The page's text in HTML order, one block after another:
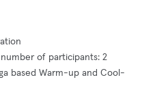
number of participants: 2
based Warm-up and Cool-